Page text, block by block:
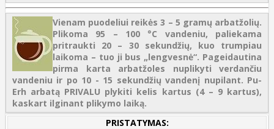
Vienam puodeliui reikės 3 – 5 gramų arbatžolių.
Plikoma 95 – 100 °C vandeniu, paliekama
pritraukti 20 – 30 sekundžių, kuo trumpiau
laikoma – tuo ji bus „lengvesnė“. Pageidautina
pirma karta arbatžoles nuplikyti verdančiu
vandeniu ir po 10 - 15 sekundžių vandenį nupilant. Pu-
Erh arbatą PRIVALU plykiti kelis kartus (4 – 9 kartus),
kaskart ilginant plikymo laiką.
PRISTATYMAS: